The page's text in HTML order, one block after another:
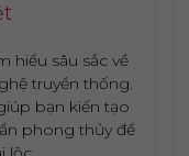
hiểu sâu sắc về
truyền thống.
bạn kiến tạo
phong thủy để